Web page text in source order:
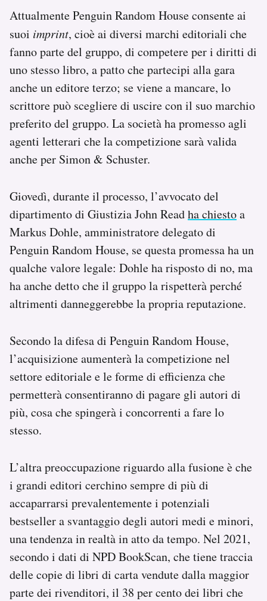
Attualmente Penguin Random House consente ai
suoi imprint, cioè ai diversi marchi editoriali che
fanno parte del gruppo, di competere per i diritti di
uno stesso libro, a patto che partecipi alla gara
anche un editore terzo; se viene a mancare, lo
scrittore può scegliere di uscire con il suo marchio
preferito del gruppo. La società ha promesso agli
agenti letterari che la competizione sarà valida
anche per Simon & Schuster.
Giovedì, durante il processo, l’avvocato del
dipartimento di Giustizia John Readha chiestoa
Markus Dohle, amministratore delegato di
Penguin Random House, se questa promessa ha un
qualche valore legale: Dohle ha risposto di no, ma
ha anche detto che il gruppo la rispetterà perché
altrimenti danneggerebbe la propria reputazione.
Secondo la difesa di Penguin Random House,
l’acquisizione aumenterà la competizione nel
settore editoriale e le forme di efficienza che
permetterà consentiranno di pagare gli autori di
più, cosa che spingerà i concorrenti a fare lo
stesso.
L’altra preoccupazione riguardo alla fusione è che
i grandi editori cerchino sempre di più di
accaparrarsi prevalentemente i potenziali
bestseller a svantaggio degli autori medi e minori,
una tendenza in realtà in atto da tempo. Nel 2021,
secondo i dati di NPD BookScan, che tiene traccia
delle copie di libri di carta vendute dalla maggior
parte dei rivenditori, il 38 per cento dei libri che